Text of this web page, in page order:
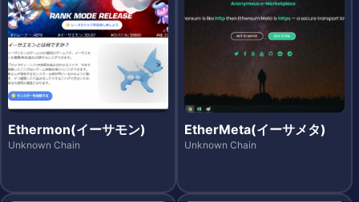
Ethermon(イーサモン)
Unknown Chain
EtherMeta(イーサメタ)
Unknown Chain